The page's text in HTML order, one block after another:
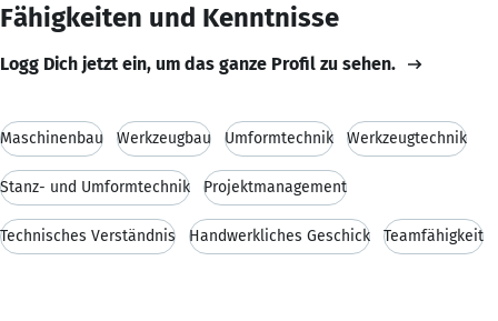
Fähigkeiten und Kenntnisse
Logg Dich jetzt ein, um das ganze Profil zu sehen.
Maschinenbau Werkzeugbau Umformtechnik Werkzeugtechnik
Stanz- und Umformtechnik Projektmanagement
Technisches Verständnis Handwerkliches Geschick Teamfähigkeit